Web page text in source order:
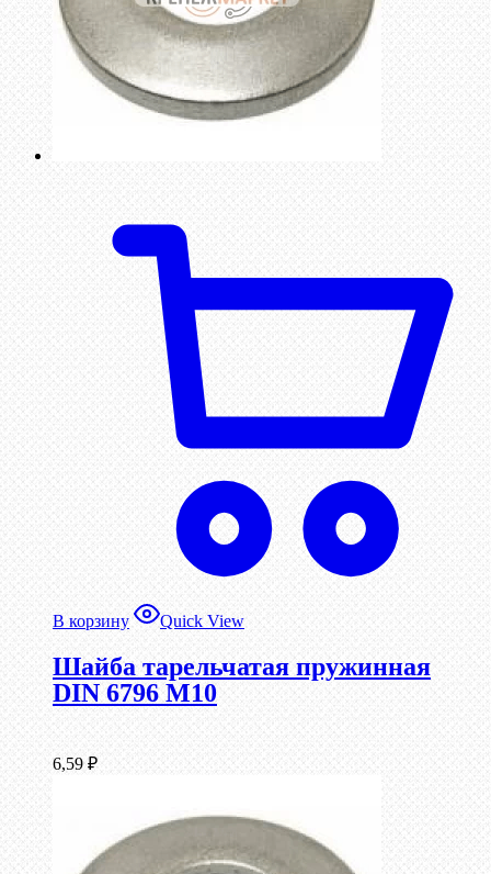
В корзину Quick View
Шайба тарельчатая пружинная
DIN 6796 М10
6,59 ₽